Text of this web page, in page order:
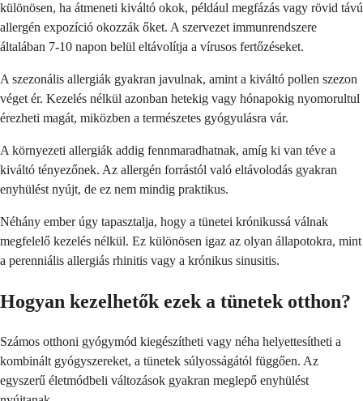
különösen, ha átmeneti kiváltó okok, például megfázás vagy rövid távú
allergén expozíció okozzák őket. A szervezet immunrendszere
általában 7-10 napon belül eltávolítja a vírusos fertőzéseket.
A szezonális allergiák gyakran javulnak, amint a kiváltó pollen szezon
véget ér. Kezelés nélkül azonban hetekig vagy hónapokig nyomorultul
érezheti magát, miközben a természetes gyógyulásra vár.
A környezeti allergiák addig fennmaradhatnak, amíg ki van téve a
kiváltó tényezőnek. Az allergén forrástól való eltávolodás gyakran
enyhülést nyújt, de ez nem mindig praktikus.
Néhány ember úgy tapasztalja, hogy a tünetei krónikussá válnak
megfelelő kezelés nélkül. Ez különösen igaz az olyan állapotokra, mint
a perenniális allergiás rhinitis vagy a krónikus sinusitis.
Hogyan kezelhetők ezek a tünetek otthon?
Számos otthoni gyógymód kiegészítheti vagy néha helyettesítheti a
kombinált gyógyszereket, a tünetek súlyosságától függően. Az
egyszerű életmódbeli változások gyakran meglepő enyhülést